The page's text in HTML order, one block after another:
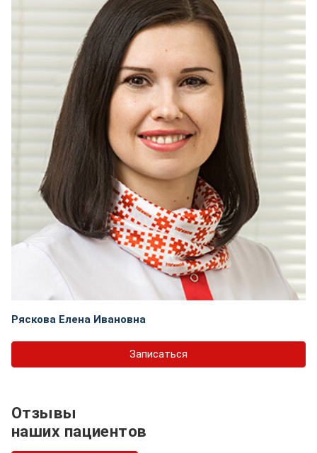
Ряскова Елена Ивановна
Записаться
Отзывы
наших пациентов